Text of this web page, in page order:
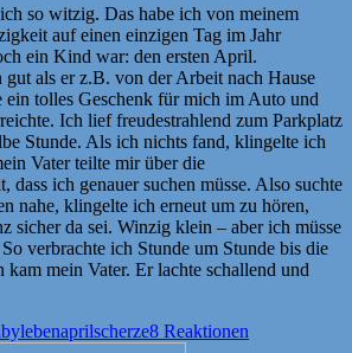
so witzig. Das habe ich von meinem
auf einen einzigen Tag im Jahr
ein Kind war: den ersten April.
als er z.B. von der Arbeit nach Hause
ein tolles Geschenk für mich im Auto und
Ich lief freudestrahlend zum Parkplatz
Stunde. Als ich nichts fand, klingelte ich
Vater teilte mir über die
dass ich genauer suchen müsse. Also suchte
nahe, klingelte ich erneut um zu hören,
sicher da sei. Winzig klein – aber ich müsse
verbrachte ich Stunde um Stunde bis die
kam mein Vater. Er lachte schallend und
Schlagwörter
aprilscherze8 Reaktionen